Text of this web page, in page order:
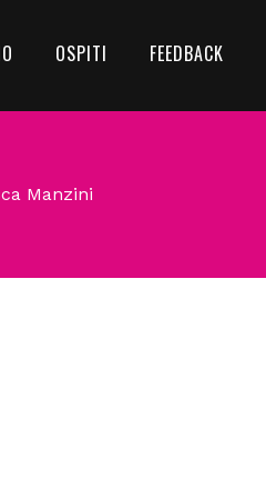
OSPITI FEEDBACK
Manzini